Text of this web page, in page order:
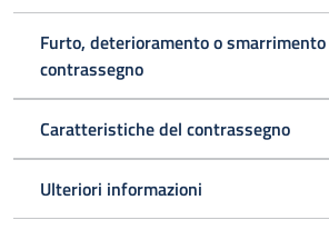
Furto, deterioramento o
contrassegno
Caratteristiche del contrassegno
Ulteriori informazioni